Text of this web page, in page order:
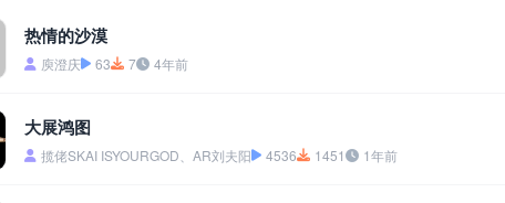
热情的沙漠
庾澄庆 63 7 4年前
大展鸿图
揽佬SKAI ISYOURGOD、AR刘夫阳 4536 1451 1年前